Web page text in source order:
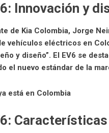
Innovación y
de Kia Colombia, Jorge
vehículos eléctricos en
y diseño”. El EV6 se
el nuevo estándar de la
está en Colombia